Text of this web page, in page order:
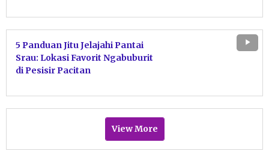
5 Panduan Jitu Jelajahi Pantai
Srau: Lokasi Favorit Ngabuburit
di Pesisir Pacitan
View More